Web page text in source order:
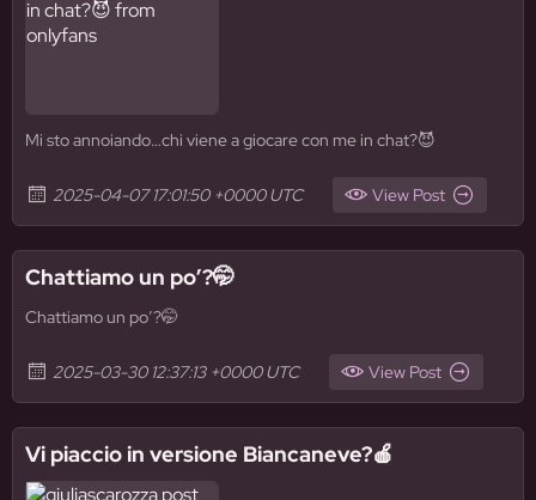
Mi sto annoiando…chi viene a giocare con me in chat?😈
2025-04-07 17:01:50 +0000 UTC View Post
Chattiamo un po’?🤭
Chattiamo un po’?🤭
2025-03-30 12:37:13 +0000 UTC View Post
Vi piaccio in versione Biancaneve?🍎